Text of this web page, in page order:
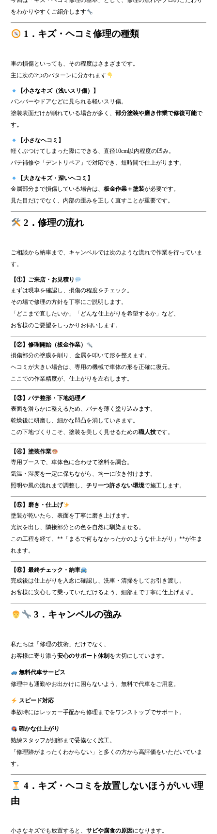
をわかりやすくご紹介します
1．キズ・ヘコミ修理の種類
車の損傷といっても、その程度はさまざまです。
主に次の3つのパターンに分かれます
【小さなキズ（浅いスリ傷）】
バンパーやドアなどに見られる軽いスリ傷。
塗装表面だけが削れている場合が多く、部分塗装や磨き作業で修復可能で
す。
【小さなヘコミ】
軽くぶつけてしまった際にできる、直径10cm以内程度の凹み。
パテ補修や「デントリペア」で対応でき、短時間で仕上がります。
【大きなキズ・深いヘコミ】
金属部分まで損傷している場合は、板金作業＋塗装が必要です。
見た目だけでなく、内部の歪みを正しく直すことが重要です。
2．修理の流れ
ご相談から納車まで、キャンベルでは次のような流れで作業を行っていま
す。
【①】ご来店・お見積り
まずは現車を確認し、損傷の程度をチェック。
その場で修理の方針を丁寧にご説明します。
「どこまで直したいか」「どんな仕上がりを希望するか」など、
お客様のご要望をしっかりお伺いします。
【②】修理開始（板金作業）
損傷部分の塗膜を削り、金属を叩いて形を整えます。
ヘコミが大きい場合は、専用の機械で車体の形を正確に復元。
ここでの作業精度が、仕上がりを左右します。
【③】パテ整形・下地処理🪶
表面を滑らかに整えるため、パテを薄く塗り込みます。
乾燥後に研磨し、細かな凹凸を消していきます。
この下地づくりこそ、塗装を美しく見せるための職人技です。
【④】塗装作業
専用ブースで、車体色に合わせて塗料を調合。
気温・湿度を一定に保ちながら、均一に吹き付けます。
照明や風の流れまで調整し、チリ一つ許さない環境で施工します。
【⑤】磨き・仕上げ
塗装が乾いたら、表面を丁寧に磨き上げます。
光沢を出し、隣接部分との色を自然に馴染ませる。
この工程を経て、**「まるで何もなかったかのような仕上がり」**が生ま
れます。
【⑥】最終チェック・納車
完成後は仕上がりを入念に確認し、洗車・清掃をしてお引き渡し。
お客様に安心して乗っていただけるよう、細部まで丁寧に仕上げます。
3．キャンベルの強み
私たちは「修理の技術」だけでなく、
お客様に寄り添う安心のサポート体制 を大切にしています。
無料代車サービス
修理中も通勤やお出かけに困らないよう、無料で代車をご用意。
スピード対応
事故時にはレッカー手配から修理までをワンストップでサポート。
確かな仕上がり
熟練スタッフが細部まで妥協なく施工。
「修理跡がまったくわからない」と多くの方から高評価をいただいていま
す。
4．キズ・ヘコミを放置しないほうがいい理
由
小さなキズでも放置すると、サビや腐食の原因 になります。